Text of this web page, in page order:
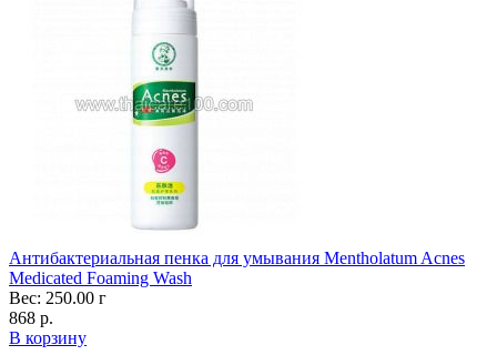
Антибактериальная пенка для умывания Mentholatum Acnes
Medicated Foaming Wash
Вес: 250.00 г
868 р.
В корзину